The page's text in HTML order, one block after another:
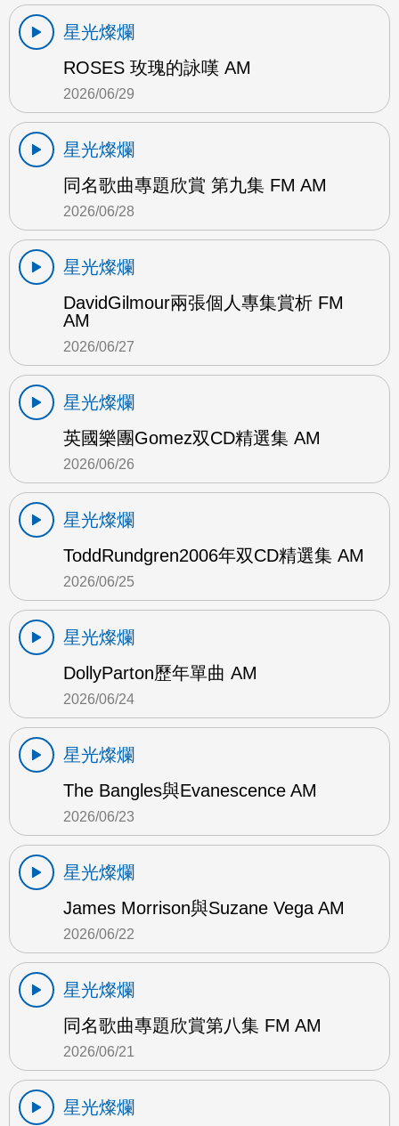
星光燦爛
ROSES 玫瑰的詠嘆 AM
2026/06/29
星光燦爛
同名歌曲專題欣賞 第九集 FM AM
2026/06/28
星光燦爛
DavidGilmour兩張個人專集賞析 FM
AM
2026/06/27
星光燦爛
英國樂團Gomez双CD精選集 AM
2026/06/26
星光燦爛
ToddRundgren2006年双CD精選集 AM
2026/06/25
星光燦爛
DollyParton歷年單曲 AM
2026/06/24
星光燦爛
The Bangles與Evanescence AM
2026/06/23
星光燦爛
James Morrison與Suzane Vega AM
2026/06/22
星光燦爛
同名歌曲專題欣賞第八集 FM AM
2026/06/21
星光燦爛